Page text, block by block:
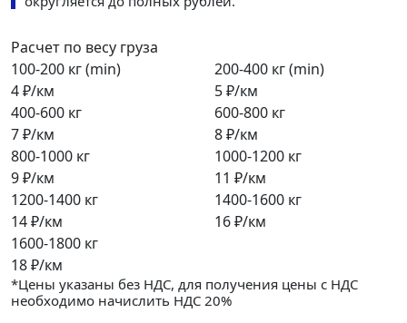
Расчет по весу груза
100-200 кг (min)
4 ₽/км
200-400 кг (min)
5 ₽/км
400-600 кг
7 ₽/км
600-800 кг
8 ₽/км
800-1000 кг
9 ₽/км
1000-1200 кг
11 ₽/км
1200-1400 кг
14 ₽/км
1400-1600 кг
16 ₽/км
1600-1800 кг
18 ₽/км
*Цены указаны без НДС, для получения цены с НДС
необходимо начислить НДС 20%